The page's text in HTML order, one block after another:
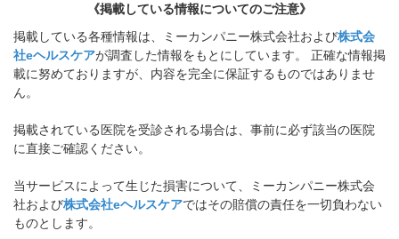
《掲載している情報についてのご注意》
掲載している各種情報は、ミーカンパニー株式会社および株式会
社eヘルスケアが調査した情報をもとにしています。 正確な情報掲
載に努めておりますが、内容を完全に保証するものではありませ
ん。
掲載されている医院を受診される場合は、事前に必ず該当の医院
に直接ご確認ください。
当サービスによって生じた損害について、ミーカンパニー株式会
社および株式会社eヘルスケアではその賠償の責任を一切負わない
ものとします。